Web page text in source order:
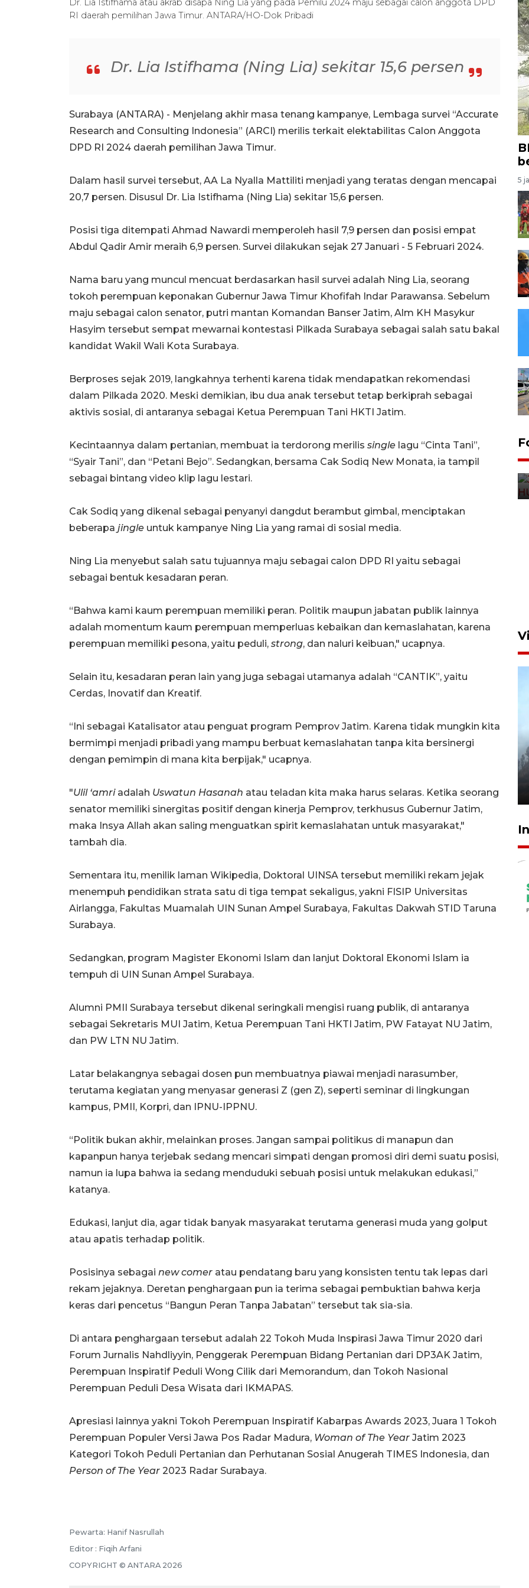
Dr. Lia Istifhama atau akrab disapa Ning Lia yang pada Pemilu 2024 maju sebagai calon anggota DPD
RI daerah pemilihan Jawa Timur. ANTARA/HO-Dok Pribadi
Dr. Lia Istifhama (Ning Lia) sekitar 15,6 persen
Surabaya (ANTARA) - Menjelang akhir masa tenang kampanye, Lembaga survei “Accurate
Research and Consulting Indonesia” (ARCI) merilis terkait elektabilitas Calon Anggota
DPD RI 2024 daerah pemilihan Jawa Timur.
Dalam hasil survei tersebut, AA La Nyalla Mattiliti menjadi yang teratas dengan mencapai
20,7 persen. Disusul Dr. Lia Istifhama (Ning Lia) sekitar 15,6 persen.
Posisi tiga ditempati Ahmad Nawardi memperoleh hasil 7,9 persen dan posisi empat
Abdul Qadir Amir meraih 6,9 persen. Survei dilakukan sejak 27 Januari - 5 Februari 2024.
Nama baru yang muncul mencuat berdasarkan hasil survei adalah Ning Lia, seorang
tokoh perempuan keponakan Gubernur Jawa Timur Khofifah Indar Parawansa. Sebelum
maju sebagai calon senator, putri mantan Komandan Banser Jatim, Alm KH Masykur
Hasyim tersebut sempat mewarnai kontestasi Pilkada Surabaya sebagai salah satu bakal
kandidat Wakil Wali Kota Surabaya.
Berproses sejak 2019, langkahnya terhenti karena tidak mendapatkan rekomendasi
dalam Pilkada 2020. Meski demikian, ibu dua anak tersebut tetap berkiprah sebagai
aktivis sosial, di antaranya sebagai Ketua Perempuan Tani HKTI Jatim.
Kecintaannya dalam pertanian, membuat ia terdorong merilis single lagu “Cinta Tani”,
“Syair Tani”, dan “Petani Bejo”. Sedangkan, bersama Cak Sodiq New Monata, ia tampil
sebagai bintang video klip lagu lestari.
Cak Sodiq yang dikenal sebagai penyanyi dangdut berambut gimbal, menciptakan
beberapa jingle untuk kampanye Ning Lia yang ramai di sosial media.
Ning Lia menyebut salah satu tujuannya maju sebagai calon DPD RI yaitu sebagai
sebagai bentuk kesadaran peran.
“Bahwa kami kaum perempuan memiliki peran. Politik maupun jabatan publik lainnya
adalah momentum kaum perempuan memperluas kebaikan dan kemaslahatan, karena
perempuan memiliki pesona, yaitu peduli, strong, dan naluri keibuan," ucapnya.
Selain itu, kesadaran peran lain yang juga sebagai utamanya adalah “CANTIK”, yaitu
Cerdas, Inovatif dan Kreatif.
“Ini sebagai Katalisator atau penguat program Pemprov Jatim. Karena tidak mungkin kita
bermimpi menjadi pribadi yang mampu berbuat kemaslahatan tanpa kita bersinergi
dengan pemimpin di mana kita berpijak," ucapnya.
"Ulil ‘amriadalah Uswatun Hasanah atau teladan kita maka harus selaras. Ketika seorang
senator memiliki sinergitas positif dengan kinerja Pemprov, terkhusus Gubernur Jatim,
maka Insya Allah akan saling menguatkan spirit kemaslahatan untuk masyarakat,"
tambah dia.
Sementara itu, menilik laman Wikipedia, Doktoral UINSA tersebut memiliki rekam jejak
menempuh pendidikan strata satu di tiga tempat sekaligus, yakni FISIP Universitas
Airlangga, Fakultas Muamalah UIN Sunan Ampel Surabaya, Fakultas Dakwah STID Taruna
Surabaya.
Sedangkan, program Magister Ekonomi Islam dan lanjut Doktoral Ekonomi Islam ia
tempuh di UIN Sunan Ampel Surabaya.
Alumni PMII Surabaya tersebut dikenal seringkali mengisi ruang publik, di antaranya
sebagai Sekretaris MUI Jatim, Ketua Perempuan Tani HKTI Jatim, PW Fatayat NU Jatim,
dan PW LTN NU Jatim.
Latar belakangnya sebagai dosen pun membuatnya piawai menjadi narasumber,
terutama kegiatan yang menyasar generasi Z (gen Z), seperti seminar di lingkungan
kampus, PMII, Korpri, dan IPNU-IPPNU.
“Politik bukan akhir, melainkan proses. Jangan sampai politikus di manapun dan
kapanpun hanya terjebak sedang mencari simpati dengan promosi diri demi suatu posisi,
namun ia lupa bahwa ia sedang menduduki sebuah posisi untuk melakukan edukasi,”
katanya.
Edukasi, lanjut dia, agar tidak banyak masyarakat terutama generasi muda yang golput
atau apatis terhadap politik.
Posisinya sebagai new comer atau pendatang baru yang konsisten tentu tak lepas dari
rekam jejaknya. Deretan penghargaan pun ia terima sebagai pembuktian bahwa kerja
keras dari pencetus “Bangun Peran Tanpa Jabatan” tersebut tak sia-sia.
Di antara penghargaan tersebut adalah 22 Tokoh Muda Inspirasi Jawa Timur 2020 dari
Forum Jurnalis Nahdliyyin, Penggerak Perempuan Bidang Pertanian dari DP3AK Jatim,
Perempuan Inspiratif Peduli Wong Cilik dari Memorandum, dan Tokoh Nasional
Perempuan Peduli Desa Wisata dari IKMAPAS.
Apresiasi lainnya yakni Tokoh Perempuan Inspiratif Kabarpas Awards 2023, Juara 1 Tokoh
Perempuan Populer Versi Jawa Pos Radar Madura, Woman of The Year Jatim 2023
Kategori Tokoh Peduli Pertanian dan Perhutanan Sosial Anugerah TIMES Indonesia, dan
Person of The Year 2023 Radar Surabaya.
Pewarta: Hanif Nasrullah
Editor : Fiqih Arfani
COPYRIGHT © ANTARA 2026
5
Aksi bersih sungai di kawasan
BPBD Jatim kerahkan "Drone
6 Agustus 2026 18:23
2026-08-07 13:45:00